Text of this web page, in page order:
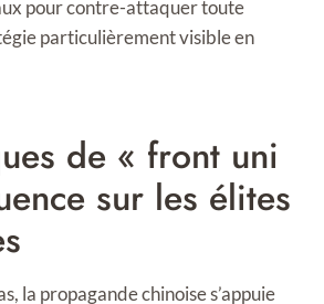
pour contre-attaquer toute
particulièrement visible en
de « front uni
sur les élites
la propagande chinoise s’appuie